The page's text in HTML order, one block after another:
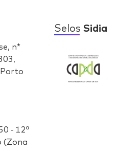
n*
- 12º
(Zona
SelosSidia